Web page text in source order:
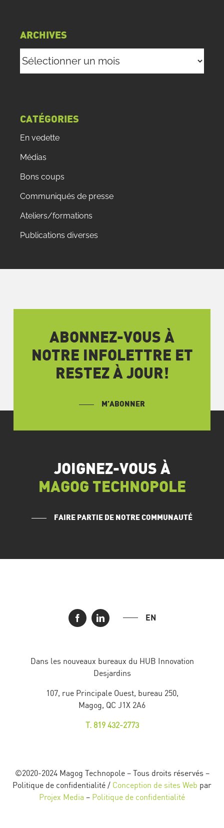
ARCHIVES
CATÉGORIES
En vedette
Médias
Bons coups
Communiqués de presse
Ateliers/formations
Publications diverses
ABONNEZ-VOUS À
NOTRE INFOLETTRE ET
RESTEZ À JOUR!
M’ABONNER
JOIGNEZ-VOUS À
MAGOG TECHNOPOLE
FAIRE PARTIE DE NOTRE COMMUNAUTÉ
EN
Dans les nouveaux bureaux du HUB Innovation
Desjardins
107, rue Principale Ouest, bureau 250,
Magog, QC J1X 2A6
T. 819 432-2773
©2020-2024 Magog Technopole – Tous droits réservés –
Politique de confidentialité / Conception de sites Web par
Projex Media – Politique de confidentialité